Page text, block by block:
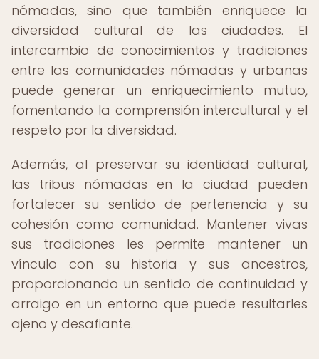
nómadas, sino que también enriquece la
diversidad cultural de las ciudades. El
intercambio de conocimientos y tradiciones
entre las comunidades nómadas y urbanas
puede generar un enriquecimiento mutuo,
fomentando la comprensión intercultural y el
respeto por la diversidad.
Además, al preservar su identidad cultural,
las tribus nómadas en la ciudad pueden
fortalecer su sentido de pertenencia y su
cohesión como comunidad. Mantener vivas
sus tradiciones les permite mantener un
vínculo con su historia y sus ancestros,
proporcionando un sentido de continuidad y
arraigo en un entorno que puede resultarles
ajeno y desafiante.